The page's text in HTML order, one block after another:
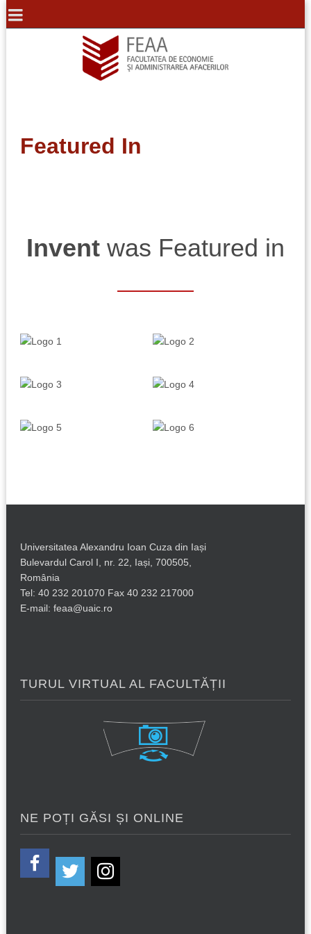
Featured In
Inventwas Featured in
Universitatea Alexandru Ioan Cuza din Iași
Bulevardul Carol I, nr. 22, Iași, 700505,
România
Tel: 40 232 201070 Fax 40 232 217000
E-mail: feaa@uaic.ro
TURUL VIRTUAL AL FACULTĂȚII
NE POȚI GĂSI ȘI ONLINE